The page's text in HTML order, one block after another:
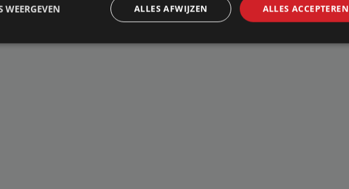
ALLES ACCEPTEREN
ALLES AFWIJZEN
WEERGEVEN